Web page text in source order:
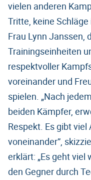
vielen anderen
Tritte, keine
Frau Lynn Janssen,
Trainingseinheiten
respektvoller
voreinander und
spielen. „Nach
beiden Kämpfer,
Respekt. Es gibt
voneinander”,
erklärt: „Es geht
den Gegner durch